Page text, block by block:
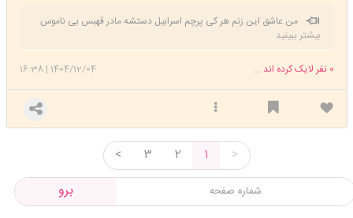
من عاشق این زنم هر کی پرچم اسرابیل دستشه مادر قهبس بی ناموس
🤣🤣🤣🤣😘😘
بیشتر ببینید
1404/12/04
|
16:38 0 نفر لایک کرده اند ...
>
1
2
3
<
برو